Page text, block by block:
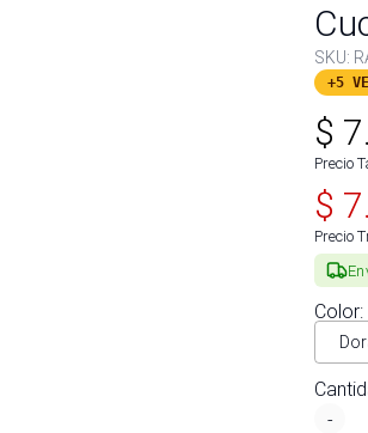
SKU:
+5
$
Precio
$
Precio
Color:
-